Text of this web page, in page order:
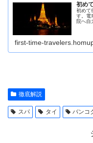
初め
初めて
す。電
院へ自
first-time-
徹底解説
スパ タイ バンコ